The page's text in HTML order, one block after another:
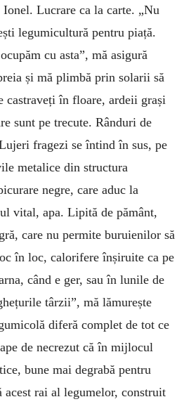
Lucrare ca la carte. „Nu
legumicultură pentru piață.
cu asta”, mă asigură
și mă plimbă prin solarii să
castraveți în floare, ardeii grași
sunt pe trecute. Rânduri de
fragezi se întind în sus, pe
metalice din structura
negre, care aduc la
vital, apa. Lipită de pământ,
care nu permite buruienilor să
în loc, calorifere înșiruite ca pe
când e ger, sau în lunile de
târzii”, mă lămurește
diferă complet de tot ce
de necrezut că în mijlocul
bune mai degrabă pentru
rai al legumelor, construit